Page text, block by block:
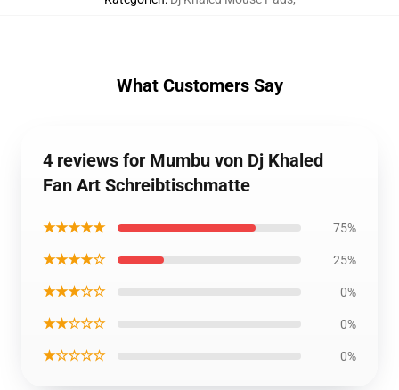
What Customers Say
4 reviews for Mumbu von Dj Khaled
Fan Art Schreibtischmatte
★★★★★ 75%
★★★★☆ 25%
★★★☆☆ 0%
★★☆☆☆ 0%
★☆☆☆☆ 0%